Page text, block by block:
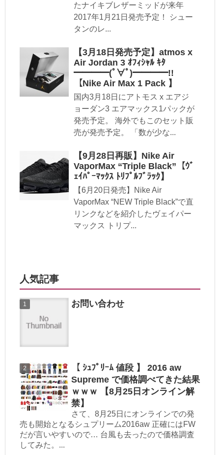
たナイキブレザーミッドが来年
2017年1月21日発売予定！ シュー
タンのレ...
【3月18日発売予定】atmos x
Air Jordan 3 ｵﾌｨｼｬﾙ ｷﾀ
━━━━(ﾟ∀ﾟ)━━━━!!
【Nike Air Max 1 Pack 】
国内3月18日にアトモス x エアジ
ョーダン3 エアマックス1パックが
発売予定。 海外でもこのセット販
売が発売予定。 「数が少な...
【9月28日再販】Nike Air
VaporMax “Triple Black”【ｳﾞ
ｪｲﾊﾟｰﾏｯｸｽ ﾄﾘﾌﾟﾙﾌﾞﾗｯｸ】
【6月20日発売】Nike Air
VaporMax “NEW Triple Black”で直
リンクなどを紹介したヴェイパー
マックス トリプ...
人気記事
お問い合わせ
【 ｼｭﾌﾟﾘｰﾑ 値段 】 2016 aw
Supreme で価格調べてきた結果
ｗｗｗ 【8月25日オンライン解
禁】
さて、8月25日にオンラインでの発
売も開始となるシュプリーム2016aw 正確にはFW
だが言いやすいので… 台風も去ったので価格調査
してみた。...